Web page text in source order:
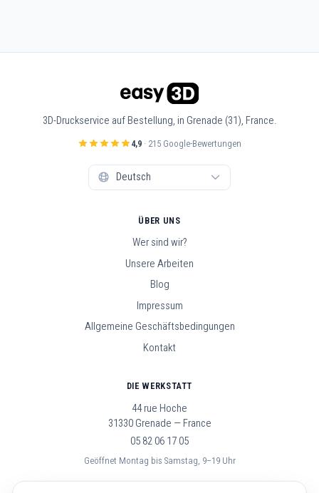
3D-Druckservice auf Bestellung, in Grenade (31), France.
4,9· 215 Google-Bewertungen
ÜBER UNS
Wer sind wir?
Unsere Arbeiten
Blog
Impressum
Allgemeine Geschäftsbedingungen
Kontakt
DIE WERKSTATT
44 rue Hoche
31330 Grenade — France
05 82 06 17 05
Geöffnet Montag bis Samstag, 9–19 Uhr